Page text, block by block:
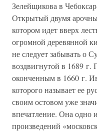
Зелейщикова в
Открытый двумя
котором идет вверх
огромной деревянной
не следует забывать о
воздвигнутой в 1689
оконченным в 1660 г.
которого называет ее
своим остовом уже
впечатление. Она одно
произведений